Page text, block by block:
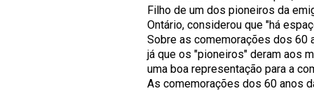
Filho de um dos pioneiros da
Ontário, considerou que "há
Sobre as comemorações dos 60
já que os "pioneiros" deram aos
uma boa representação para a
As comemorações dos 60 anos